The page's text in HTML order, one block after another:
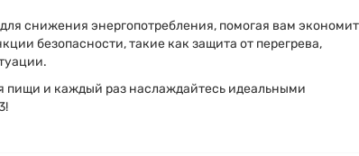
снижения энергопотребления, помогая вам
безопасности, такие как защита от перегрева,
пищи и каждый раз наслаждайтесь идеальными